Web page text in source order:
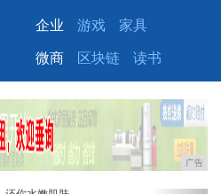
企业 游戏 家具
微商 区块链 读书
广告